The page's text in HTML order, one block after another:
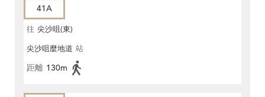
41A
往 尖沙咀(東)
尖沙咀麼地道 站
距離 130m